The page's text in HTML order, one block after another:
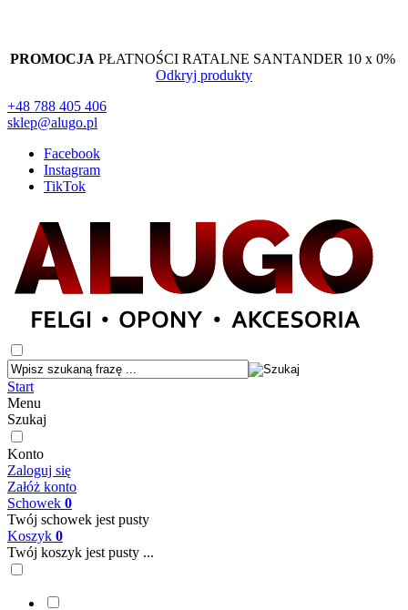
PROMOCJA PŁATNOŚCI RATALNE SANTANDER 10 x 0%
Odkryj produkty
+48 788 405 406
sklep@alugo.pl
Facebook
Instagram
TikTok
Start
Menu
Szukaj
Konto
Zaloguj się
Załóż konto
Schowek 0
Twój schowek jest pusty
Koszyk 0
Twój koszyk jest pusty ...